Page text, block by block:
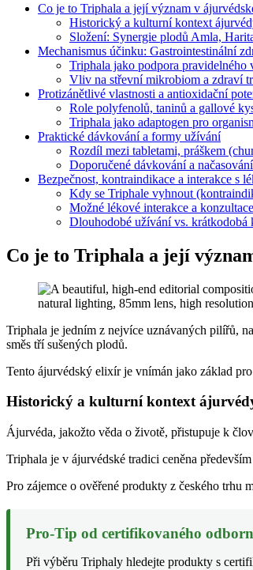
Co je to Triphala a její význam v
Historický a kulturní kontext
Složení: Synergie plodů Amla,
Mechanismus účinku: Gastrointestinální
Triphala jako podpora pravidelného
Vliv na střevní mikrobiom a zdraví
Protizánětlivé vlastnosti a antioxidační
Role polyfenolů, taninů a gallové
Triphala jako adaptogen pro
Praktické dávkování a formy užívání
Rozdíl mezi tabletami, práškem
Doporučené dávkování a
Bezpečnost, kontraindikace a interakce s
Kdy se Triphale vyhnout
Možné lékové interakce a
Dlouhodobé užívání vs. krátkodobá
Co je to Triphala a její
Triphala je jedním z nejvíce uznávaných pilířů,
směs tří sušených plodů.
Tento ájurvédský elixír je vnímán jako základ
Historický a kulturní kontext
Ájurvéda, jakožto věda o životě, přistupuje k
Triphala je v ájurvédské tradici ceněna
Pro zájemce o ověřené produkty z českého trhu
Pro-Tip od certifikovaného
Při výběru Triphaly hledejte produkty s